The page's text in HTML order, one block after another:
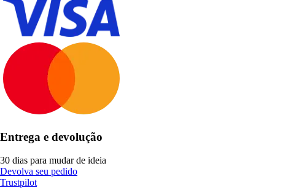
Entrega e devolução
30 dias para mudar de ideia
Devolva seu pedido
Trustpilot